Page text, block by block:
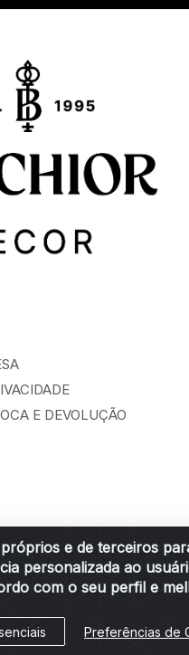
e de terceiros
personalizada ao
com o seu perfil e
Preferências de
E DEVOLUÇÃO
e Acessórios LTDA - R: